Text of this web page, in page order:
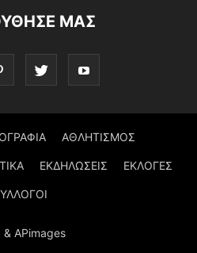
ΜΑΣ
ΑΘΛΗΤΙΣΜΟΣ
ΕΚΔΗΛΩΣΕΙΣ ΕΚΛΟΓΕΣ
APimages